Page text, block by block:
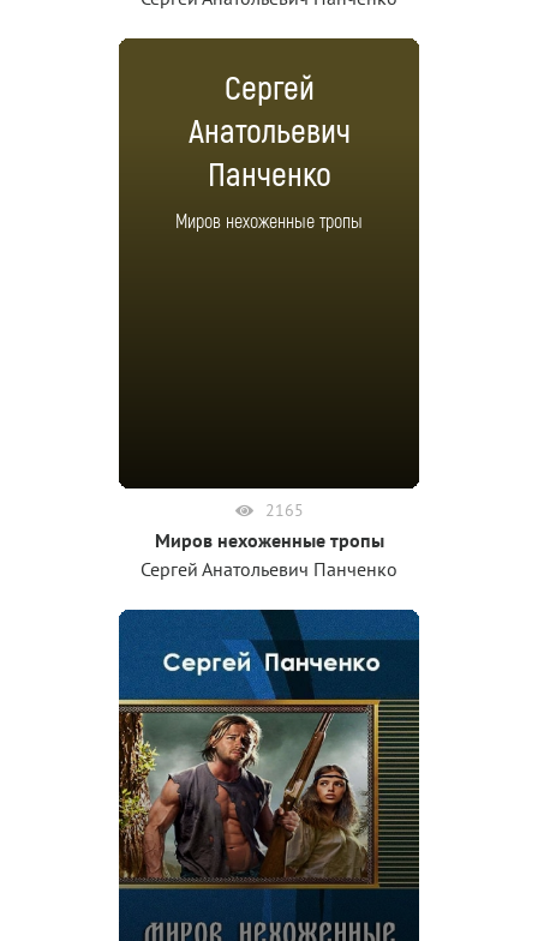
Сергей
Анатольевич
Панченко
Миров нехоженные тропы
2165
Миров нехоженные тропы
Сергей Анатольевич Панченко